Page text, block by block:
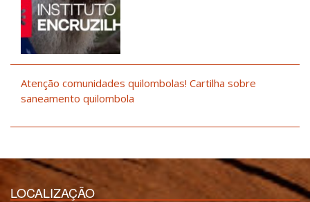
Atenção comunidades quilombolas! Cartilha sobre
saneamento quilombola
LOCALIZAÇÃO